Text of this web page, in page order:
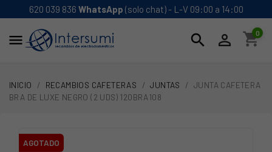
620 039 836 WhatsApp (solo chat) - L-V 09:00 a 14:00
 search  shopping_cart
0
INICIO RECAMBIOS CAFETERAS JUNTAS
JUNTA CAFETERA
BRA DE LUXE NEGRO (2 UDS) 120BRA108
AGOTADO